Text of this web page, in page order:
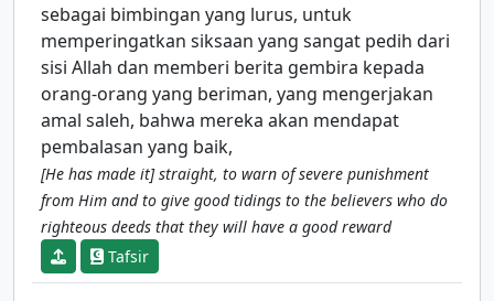
sebagai bimbingan yang lurus, untuk
memperingatkan siksaan yang sangat pedih dari
sisi Allah dan memberi berita gembira kepada
orang-orang yang beriman, yang mengerjakan
amal saleh, bahwa mereka akan mendapat
pembalasan yang baik,
[He has made it] straight, to warn of severe punishment
from Him and to give good tidings to the believers who do
righteous deeds that they will have a good reward
Tafsir